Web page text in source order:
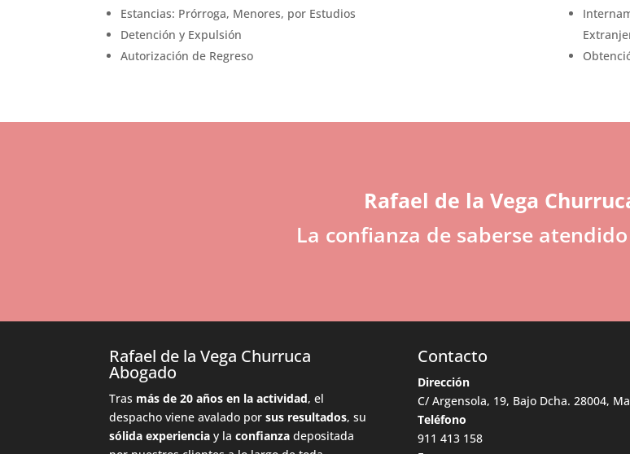
Estancias: Prórroga, Menores, por Estudios
Detención y Expulsión
Autorización de Regreso
Rafael de la Vega
La confianza de saberse
Rafael de la Vega Churruca
Abogado
Tras más de 20 años en la actividad, el
despacho viene avalado porsus resultados, su
sólida experiencia y laconfianzadepositada
Contacto
Dirección
C/ Argensola, 19, Bajo Dcha. 28004,
Teléfono
911 413 158